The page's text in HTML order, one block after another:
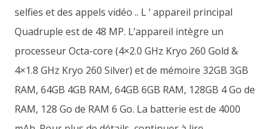
selfies et des appels vidéo .. L ‘ appareil principal
Quadruple est de 48 MP. L’appareil intègre un
processeur Octa-core (4×2.0 GHz Kryo 260 Gold &
4×1.8 GHz Kryo 260 Silver) et de mémoire 32GB 3GB
RAM, 64GB 4GB RAM, 64GB 6GB RAM, 128GB 4 Go de
RAM, 128 Go de RAM 6 Go. La batterie est de 4000